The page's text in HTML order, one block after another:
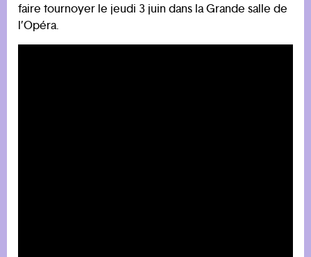
faire tournoyer le jeudi 3 juin dans la Grande salle de
l’Opéra.